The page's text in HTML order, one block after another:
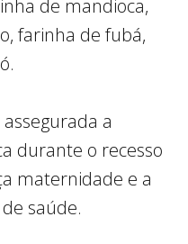
de mandioca,
farinha de fubá,
assegurada a
durante o recesso
maternidade e a
saúde.